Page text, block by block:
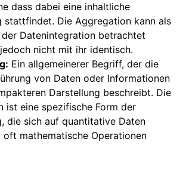
dass dabei eine inhaltliche
stattfindet. Die Aggregation kann als
Datenintegration betrachtet
nicht mit ihr identisch.
Ein allgemeinerer Begriff, der die
von Daten oder Informationen
Darstellung beschreibt. Die
ist eine spezifische Form der
die sich auf quantitative Daten
oft mathematische Operationen